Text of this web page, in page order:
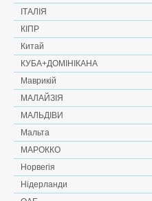
ІТАЛІЯ
КІПР
Китай
КУБА+ДОМІНІКАНА
Маврикій
МАЛАЙЗІЯ
МАЛЬДІВИ
Мальта
МАРОККО
Норвегія
Нідерланди